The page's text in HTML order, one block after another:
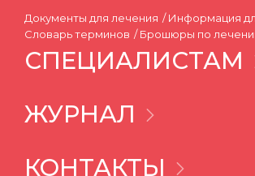
Документы для лечения
Информация
Словарь терминов
Брошюры по
СПЕЦИАЛИСТАМ
ЖУРНАЛ
КОНТАКТЫ